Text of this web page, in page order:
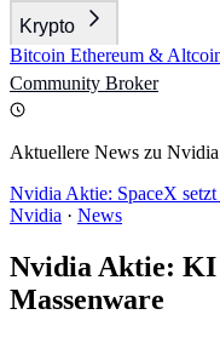
Krypto
Bitcoin Ethereum &
Community Broker
Aktuellere News zu Nvidia
Nvidia Aktie: SpaceX
Nvidia · News
Nvidia Aktie:
Massenware